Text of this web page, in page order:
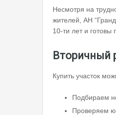
Несмотря на
жителей, АН
10-ти лет и готовы
Вторичный
Купить участок
Подбираем
Проверяем